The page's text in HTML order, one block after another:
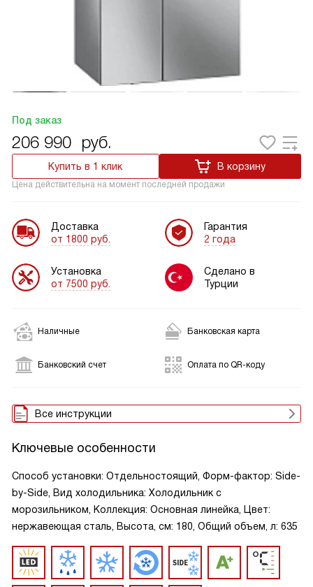
Под заказ
206 990 руб.
Купить в 1 клик В корзину
Цена действительна на момент последней продажи
Доставка
от 1800 руб.
Установка
от 7500 руб.
Гарантия
2 года
Сделано в
Турции
Наличные Банковская карта
Банковский счет Оплата по QR-коду
Все инструкции
Ключевые особенности
Способ установки: Отдельностоящий, Форм-фактор: Side-
by-Side, Вид холодильника: Холодильник с
морозильником, Коллекция: Основная линейка, Цвет:
нержавеющая сталь, Высота, см: 180, Общий объем, л: 635